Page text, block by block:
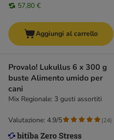
57,80 €
Aggiungi al carrello
Provalo! Lukullus 6 x 300 g
buste Alimento umido per
cani
Mix Regionale: 3 gusti assortiti
Valutazione: 4.9/5 (24)